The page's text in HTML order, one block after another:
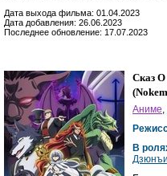
Дата выхода фильма: 01.04.2023
Дата добавления: 26.06.2023
Последнее обновление: 17.07.2023
Сказ
(
Аниме
В